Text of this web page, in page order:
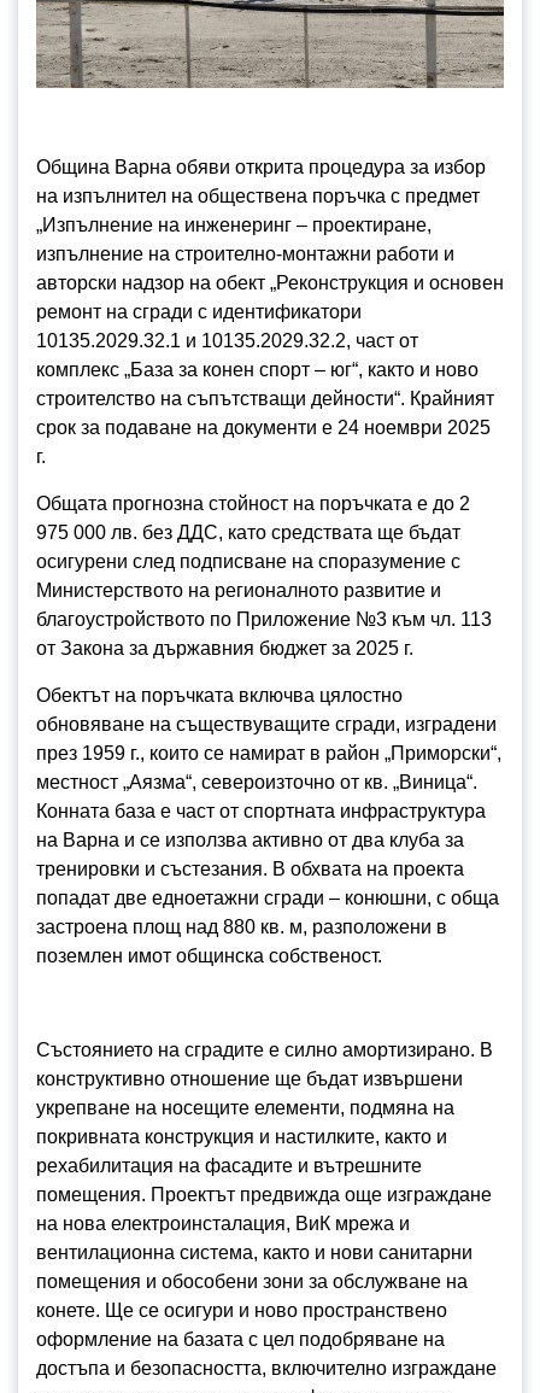
Община Варна обяви открита процедура за избор
на изпълнител на обществена поръчка с предмет
„Изпълнение на инженеринг – проектиране,
изпълнение на строително-монтажни работи и
авторски надзор на обект „Реконструкция и основен
ремонт на сгради с идентификатори
10135.2029.32.1 и 10135.2029.32.2, част от
комплекс „База за конен спорт – юг“, както и ново
строителство на съпътстващи дейности“. Крайният
срок за подаване на документи е 24 ноември 2025
г.
Общата прогнозна стойност на поръчката е до 2
975 000 лв. без ДДС, като средствата ще бъдат
осигурени след подписване на споразумение с
Министерството на регионалното развитие и
благоустройството по Приложение №3 към чл. 113
от Закона за държавния бюджет за 2025 г.
Обектът на поръчката включва цялостно
обновяване на съществуващите сгради, изградени
през 1959 г., които се намират в район „Приморски“,
местност „Аязма“, североизточно от кв. „Виница“.
Конната база е част от спортната инфраструктура
на Варна и се използва активно от два клуба за
тренировки и състезания. В обхвата на проекта
попадат две едноетажни сгради – конюшни, с обща
застроена площ над 880 кв. м, разположени в
поземлен имот общинска собственост.
Състоянието на сградите е силно амортизирано. В
конструктивно отношение ще бъдат извършени
укрепване на носещите елементи, подмяна на
покривната конструкция и настилките, както и
рехабилитация на фасадите и вътрешните
помещения. Проектът предвижда още изграждане
на нова електроинсталация, ВиК мрежа и
вентилационна система, както и нови санитарни
помещения и обособени зони за обслужване на
конете. Ще се осигури и ново пространствено
оформление на базата с цел подобряване на
достъпа и безопасността, включително изграждане